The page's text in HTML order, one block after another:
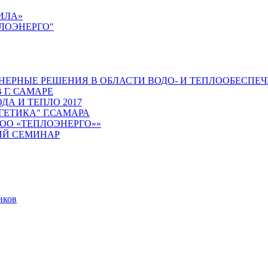
РЕШЕНИЯ В ОБЛАСТИ ВОДО- И
САМАРЕ
И ТЕПЛО 2017
Г.САМАРА
«ТЕПЛОЭНЕРГО»»
СЕМИНАР